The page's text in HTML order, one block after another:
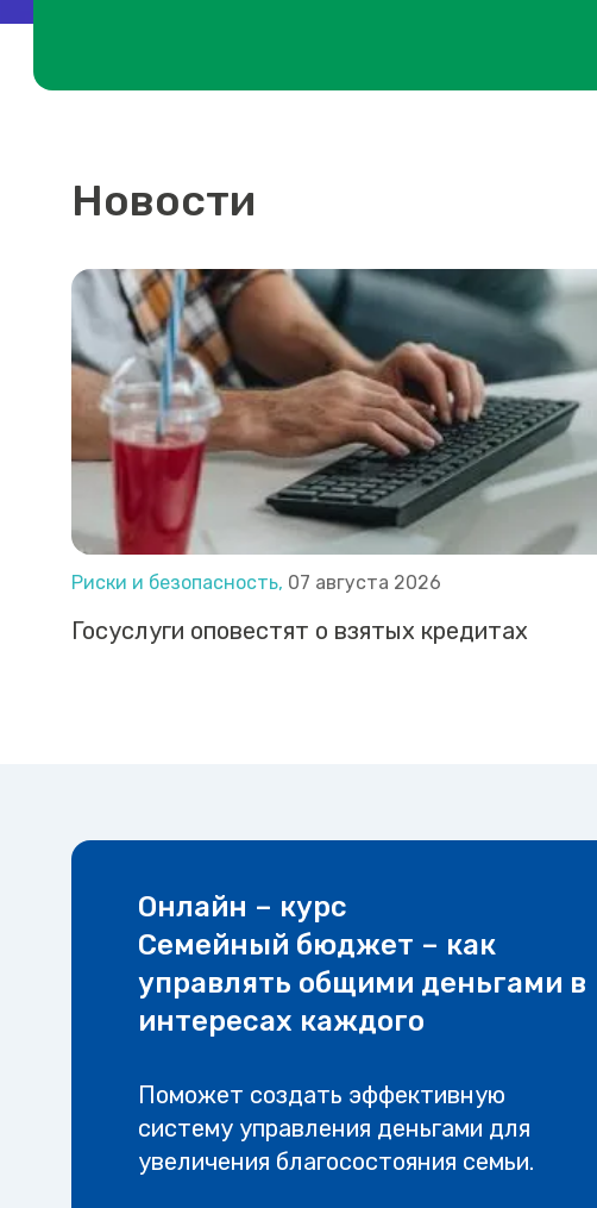
Новости
Риски и безопасность, 07 августа 2026
Госуслуги оповестят о взятых кредитах
Онлайн – курс
Семейный бюджет – как
управлять общими деньгами в
интересах каждого
Поможет создать эффективную
систему управления деньгами для
увеличения благосостояния семьи.